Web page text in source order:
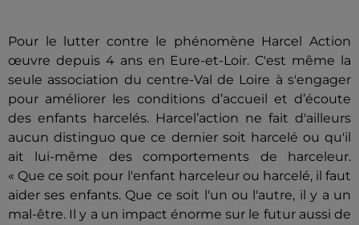
Pour le lutter contre le phénomène Harcel Action
œuvre depuis 4 ans en Eure-et-Loir. C'est même la
seule association du centre-Val de Loire à s'engager
pour améliorer les conditions d’accueil et d’écoute
des enfants harcelés. Harcel’action ne fait d'ailleurs
aucun distinguo que ce dernier soit harcelé ou qu'il
ait lui-même des comportements de harceleur.
« Que ce soit pour l'enfant harceleur ou harcelé, il faut
aider ses enfants. Que ce soit l'un ou l'autre, il y a un
mal-être. Il y a un impact énorme sur le futur aussi de